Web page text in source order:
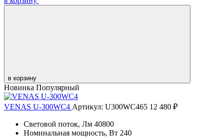
в корзину
Новинка Популярный
VENAS U-300WC4 Артикул: U300WC465 12 480 ₽
Световой поток, Лм 40800
Номинальная мощность, Вт 240